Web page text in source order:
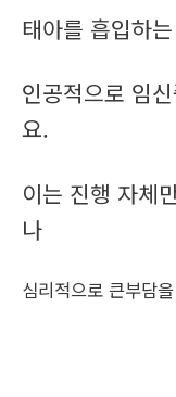
태아를 흡입하
인공적으로 임
요.
이는 진행 자체
나
심리적으로 큰부담